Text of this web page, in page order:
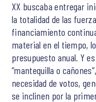
XX buscaba entregar
la totalidad de las
financiamiento
material en el tiempo,
presupuesto anual. Y
“mantequilla o
necesidad de votos,
se inclinen por la